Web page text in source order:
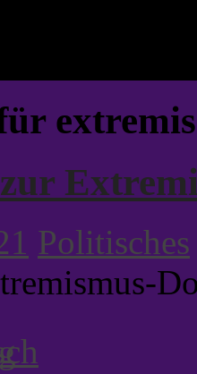
Politisches